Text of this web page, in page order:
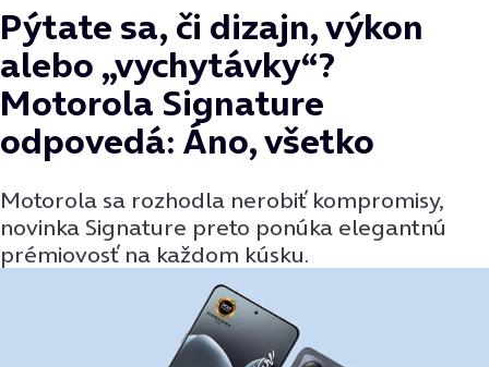
Pýtate sa, či dizajn, výkon
alebo „vychytávky“?
Motorola Signature
odpovedá: Áno, všetko
Motorola sa rozhodla nerobiť kompromisy,
novinka Signature preto ponúka elegantnú
prémiovosť na každom kúsku.